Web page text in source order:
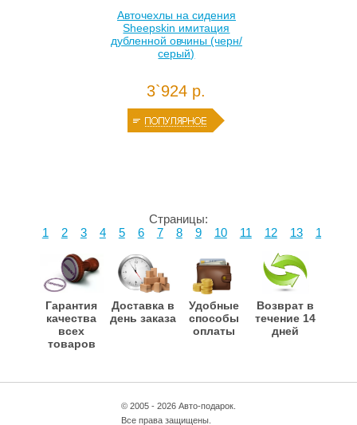
Авточехлы на сидения
Sheepskin имитация
дубленной овчины (черн/
серый)
3`924 р.
Страницы:
1
2 3 4 5 6 7 8 9 10 11 12 13 14
Гарантия
качества
всех
товаров
Доставка в
день заказа
Удобные
способы
оплаты
Возврат в
течение 14
дней
© 2005 - 2026 Авто-подарок.
Все права защищены.